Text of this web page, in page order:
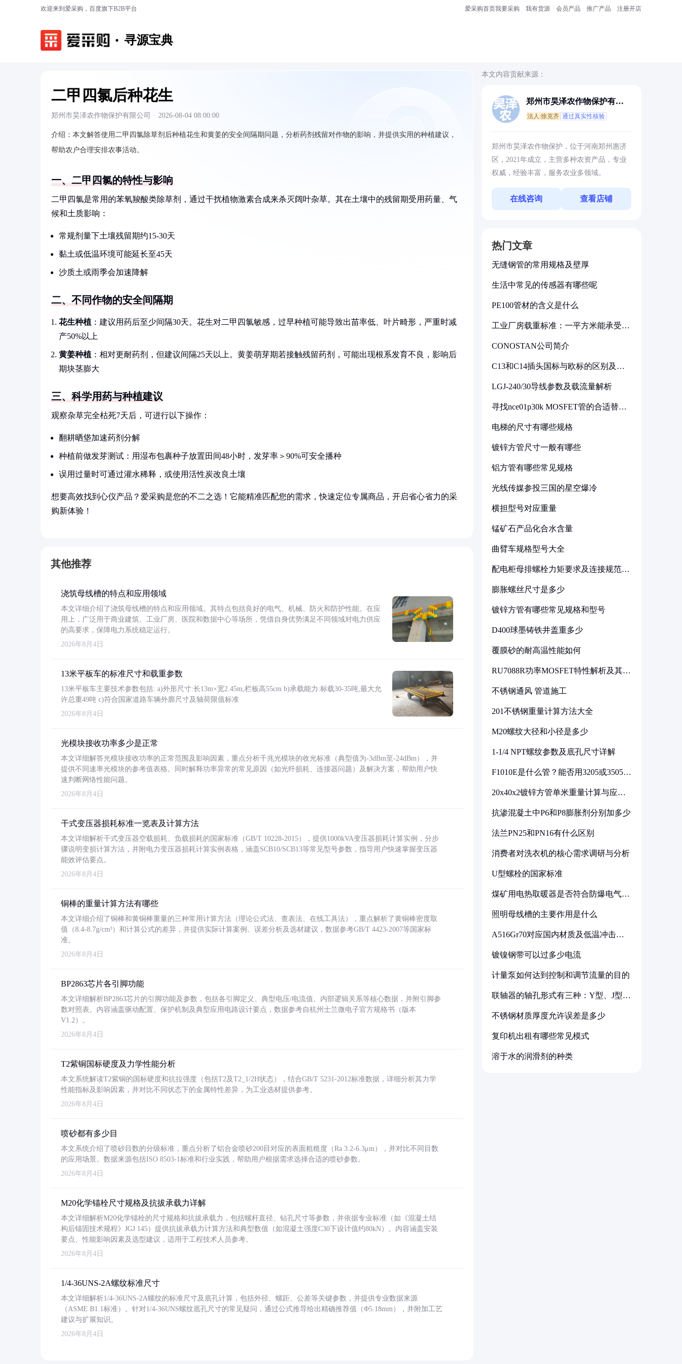
欢迎来到爱采购，百度旗下B2B平台 爱采购首页我要采购 我有货源 会员产品 推广产品 注册开店
寻源宝典
二甲四氯后种花生
郑州市昊泽农作物保护有限公司 · 2026-08-04 08:00:00
介绍： 本文解答使用二甲四氯除草剂后种植花生和黄姜的安全间隔期问题，分析药剂残留对作物的影响，并提供实用的种植建议，
帮助农户合理安排农事活动。
一、二甲四氯的特性与影响
二甲四氯是常用的苯氧羧酸类除草剂，通过干扰植物激素合成来杀灭阔叶杂草。其在土壤中的残留期受用药量、气
候和土质影响：
常规剂量下土壤残留期约15-30天
黏土或低温环境可能延长至45天
沙质土或雨季会加速降解
二、不同作物的安全间隔期
花生种植 ：建议用药后至少间隔30天。花生对二甲四氯敏感，过早种植可能导致出苗率低、叶片畸形，严重时减
产50%以上
黄姜种植 ：相对更耐药剂，但建议间隔25天以上。黄姜萌芽期若接触残留药剂，可能出现根系发育不良，影响后
期块茎膨大
三、科学用药与种植建议
观察杂草完全枯死7天后，可进行以下操作：
翻耕晒垡加速药剂分解
种植前做发芽测试：用湿布包裹种子放置田间48小时，发芽率＞90%可安全播种
误用过量时可通过灌水稀释，或使用活性炭改良土壤
想要高效找到心仪产品？爱采购是您的不二之选！它能精准匹配您的需求，快速定位专属商品，开启省心省力的采
购新体验！
其他推荐
浇筑母线槽的特点和应用领域
本文详细介绍了浇筑母线槽的特点和应用领域。其特点包括良好的电气、机械、防火和防护性能。在应
用上，广泛用于商业建筑、工业厂房、医院和数据中心等场所，凭借自身优势满足不同领域对电力供应
的高要求，保障电力系统稳定运行。
2026年8月4日
13米平板车的标准尺寸和载重参数
13米平板车主要技术参数包括: a)外形尺寸:长13m×宽2.45m,栏板高55cm b)承载能力:标载30-35吨,最大允
许总重49吨 c)符合国家道路车辆外廓尺寸及轴荷限值标准
2026年8月4日
光模块接收功率多少是正常
本文详细解答光模块接收功率的正常范围及影响因素，重点分析千兆光模块的收光标准（典型值为-3dBm至-24dBm），并
提供不同速率光模块的参考值表格。同时解释功率异常的常见原因（如光纤损耗、连接器问题）及解决方案，帮助用户快
速判断网络性能问题。
2026年8月4日
干式变压器损耗标准一览表及计算方法
本文详细解析干式变压器空载损耗、负载损耗的国家标准（GB/T 10228-2015），提供1000kVA变压器损耗计算实例，分步
骤说明变损计算方法，并附电力变压器损耗计算实例表格，涵盖SCB10/SCB13等常见型号参数，指导用户快速掌握变压器
能效评估要点。
2026年8月4日
铜棒的重量计算方法有哪些
本文详细介绍了铜棒和黄铜棒重量的三种常用计算方法（理论公式法、查表法、在线工具法），重点解析了黄铜棒密度取
值（8.4-8.7g/cm³）和计算公式的差异，并提供实际计算案例、误差分析及选材建议，数据参考GB/T 4423-2007等国家标
准。
2026年8月4日
BP2863芯片各引脚功能
本文详细解析BP2863芯片的引脚功能及参数，包括各引脚定义、典型电压/电流值、内部逻辑关系等核心数据，并附引脚参
数对照表。内容涵盖驱动配置、保护机制及典型应用电路设计要点，数据参考自杭州士兰微电子官方规格书（版本
V1.2）。
2026年8月4日
T2紫铜国标硬度及力学性能分析
本文系统解读T2紫铜的国标硬度和抗拉强度（包括T2及T2_1/2H状态），结合GB/T 5231-2012标准数据，详细分析其力学
性能指标及影响因素，并对比不同状态下的金属特性差异，为工业选材提供参考。
2026年8月4日
喷砂都有多少目
本文系统介绍了喷砂目数的分级标准，重点分析了铝合金喷砂200目对应的表面粗糙度（Ra 3.2-6.3μm），并对比不同目数
的应用场景。数据来源包括ISO 8503-1标准和行业实践，帮助用户根据需求选择合适的喷砂参数。
2026年8月4日
M20化学锚栓尺寸规格及抗拔承载力详解
本文详细解析M20化学锚栓的尺寸规格和抗拔承载力，包括螺杆直径、钻孔尺寸等参数，并依据专业标准（如《混凝土结
构后锚固技术规程》JGJ 145）提供抗拔承载力计算方法和典型数值（如混凝土强度C30下设计值约80kN）。内容涵盖安装
要点、性能影响因素及选型建议，适用于工程技术人员参考。
2026年8月4日
1/4-36UNS-2A螺纹标准尺寸
本文详细解析1/4-36UNS-2A螺纹的标准尺寸及底孔计算，包括外径、螺距、公差等关键参数，并提供专业数据来源
（ASME B1.1标准）。针对1/4-36UNS螺纹底孔尺寸的常见疑问，通过公式推导给出精确推荐值（Φ5.18mm），并附加工艺
建议与扩展知识。
2026年8月4日
本文内容贡献来源：
郑州市昊泽农作物保护有限
法人:徐克齐 通过真实性核验
郑州市昊泽农作物保护，位于河南郑州惠济
区，2021年成立，主营多种农资产品，专业
权威，经验丰富，服务农业多领域。
在线咨询 查看店铺
热门文章
无缝钢管的常用规格及壁厚
生活中常见的传感器有哪些呢
PE100管材的含义是什么
工业厂房载重标准：一平方米能承受多
CONOSTAN公司简介
C13和C14插头国标与欧标的区别及其
LGJ-240/30导线参数及载流量解析
寻找nce01p30k MOSFET管的合适替代
电梯的尺寸有哪些规格
镀锌方管尺寸一般有哪些
铝方管有哪些常见规格
光线传媒参投三国的星空爆冷
横担型号对应重量
锰矿石产品化合水含量
曲臂车规格型号大全
配电柜母排螺栓力矩要求及连接规范详
膨胀螺丝尺寸是多少
镀锌方管有哪些常见规格和型号
D400球墨铸铁井盖重多少
覆膜砂的耐高温性能如何
RU7088R功率MOSFET特性解析及其在
不锈钢通风 管道施工
201不锈钢重量计算方法大全
M20螺纹大径和小径是多少
1-1/4 NPT螺纹参数及底孔尺寸详解
F1010E是什么管？能否用3205或3505代
20x40x2镀锌方管单米重量计算与应用
抗渗混凝土中P6和P8膨胀剂分别加多少
法兰PN25和PN16有什么区别
消费者对洗衣机的核心需求调研与分析
U型螺栓的国家标准
煤矿用电热取暖器是否符合防爆电气设
照明母线槽的主要作用是什么
A516Gr70对应国内材质及低温冲击要
镀镍钢带可以过多少电流
计量泵如何达到控制和调节流量的目的
联轴器的轴孔形式有三种：Y型、J型、
不锈钢材质厚度允许误差是多少
复印机出租有哪些常见模式
溶于水的润滑剂的种类